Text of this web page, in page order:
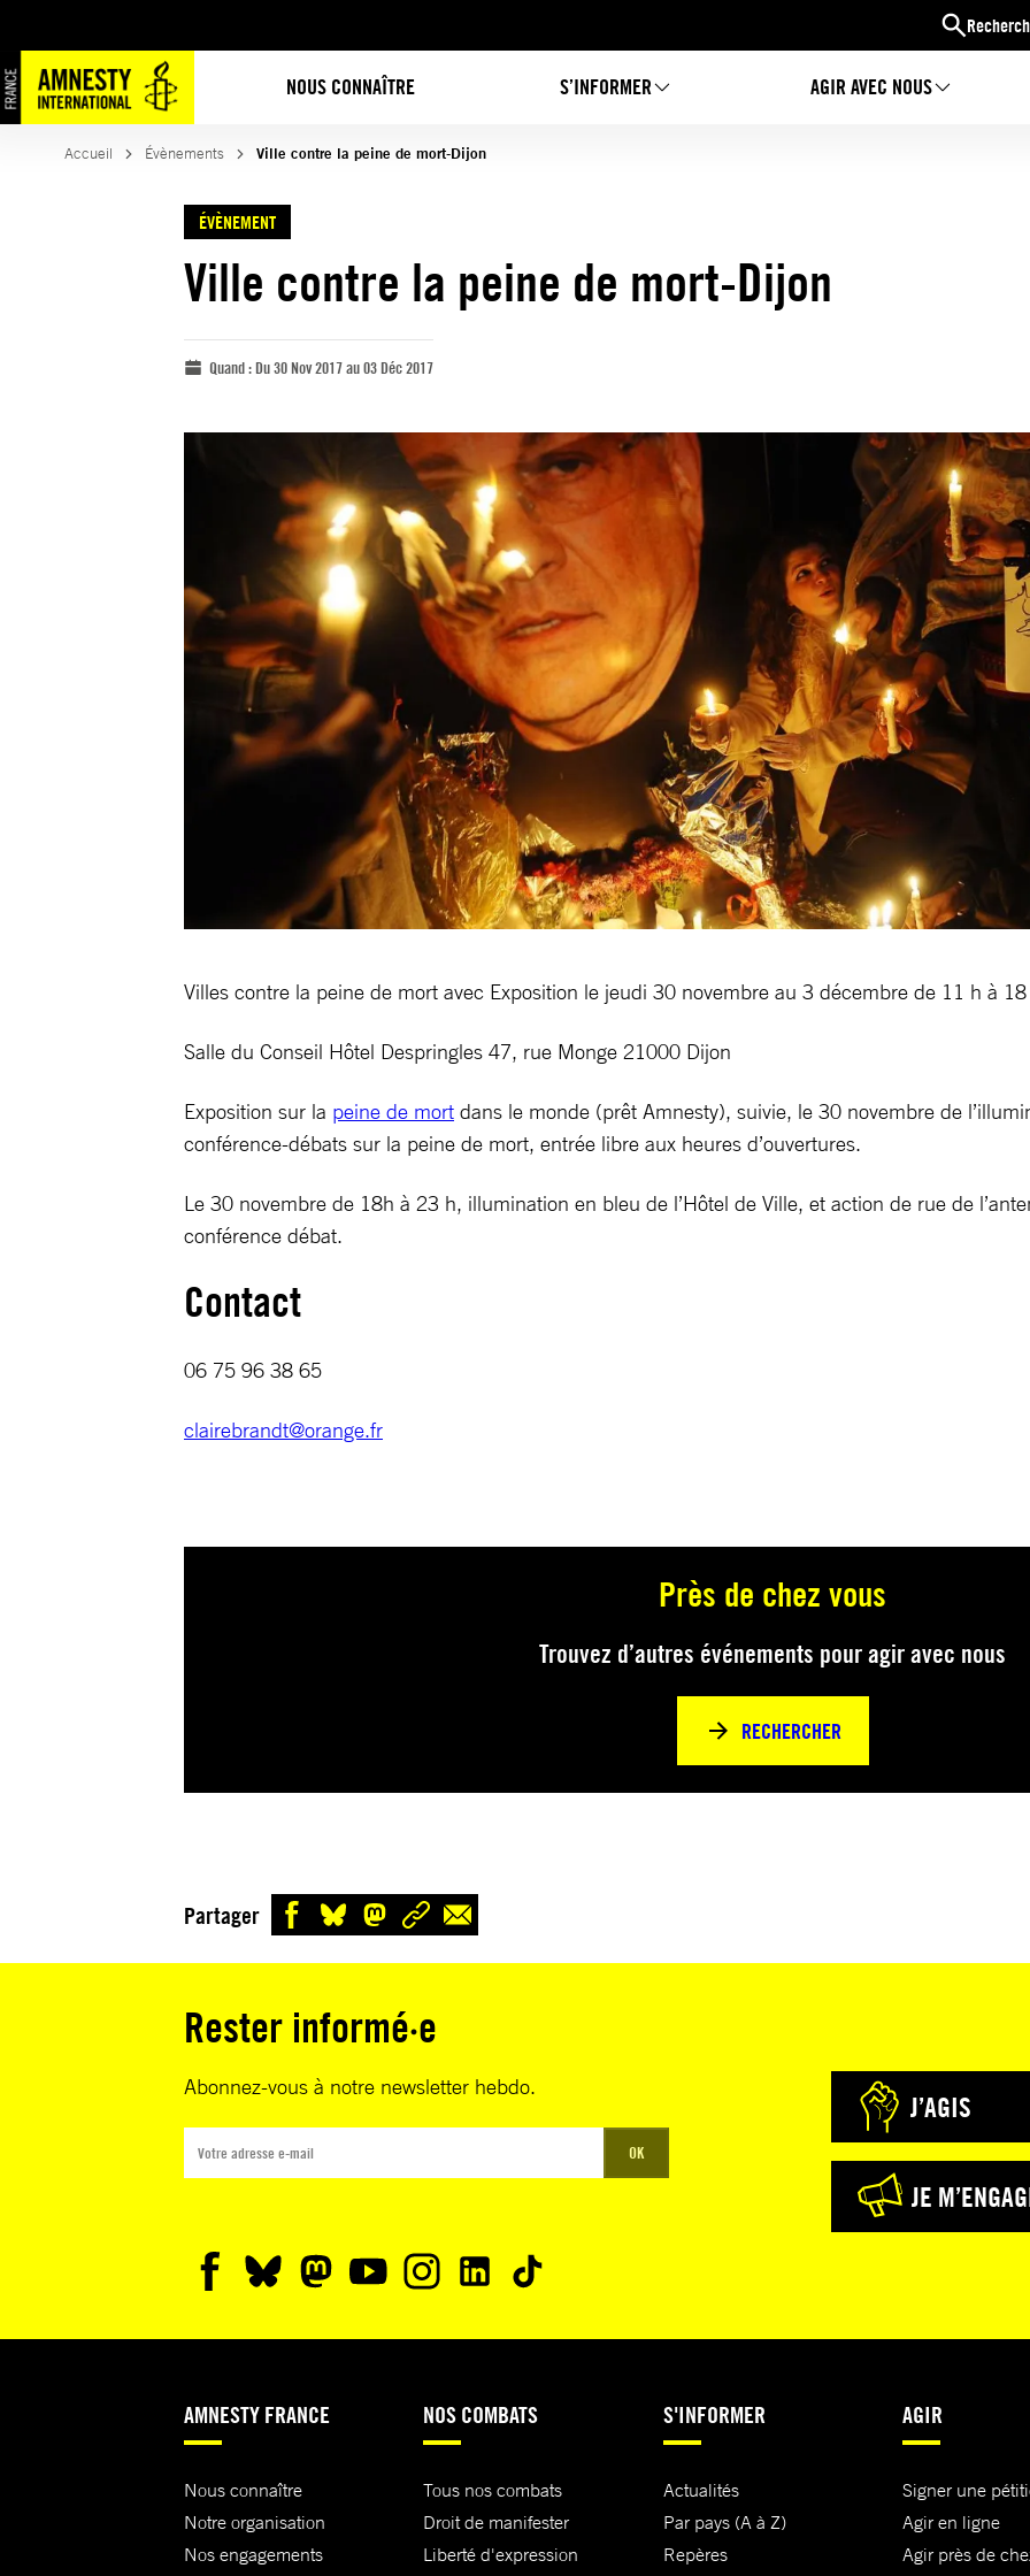
NOUS CONNAÎTRE S’INFORMER AGIR AVEC NOUS
Accueil Évènements Ville contre la peine de mort-Dijon
ÉVÈNEMENT
Ville contre la peine de mort-Dijon
Quand :Du 30 Nov 2017 au 03 Déc 2017
Villes contre la peine de mort avec Exposition le jeudi 30 novembre au 3 décembre de 11 h à
Salle du Conseil Hôtel Despringles 47, rue Monge 21000 Dijon
Exposition sur la peine de mort dans le monde (prêt Amnesty), suivie, le 30 novembre de
conférence-débats sur la peine de mort, entrée libre aux heures d’ouvertures.
Le 30 novembre de 18h à 23 h, illumination en bleu de l’Hôtel de Ville, et action de rue de
conférence débat.
Contact
06 75 96 38 65
clairebrandt@orange.fr
Près de chez vous
Trouvez d’autres événements pour agir avec nous
RECHERCHER
Partager
Rester informé·e
Abonnez-vous à notre newsletter hebdo.
OK
J’AGIS
JE
AMNESTY FRANCE
Nous connaître
Notre organisation
Nos engagements
NOS COMBATS
Tous nos combats
Droit de manifester
Liberté d'expression
S'INFORMER
Actualités
Par pays (A à Z)
Repères
AGIR
Signer une
Agir en ligne
Agir près de